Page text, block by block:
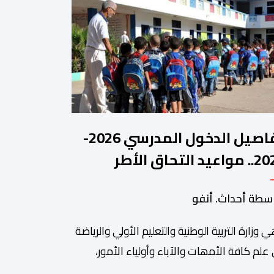
أبرزالتظاهرات التراثية بالمغرب، والتي تستقطب سنويا
تفاصيل الدخول المدرسي 2026-
2027.. مواعيد التحاق الأطر
بالمؤسسات التعليمية
أحداث. أنفو
وزارة التربیة الوطنیة والتعلیم الأولي والریاضة
علم كافة الأمھات والآباء وأولیاء الأمور،